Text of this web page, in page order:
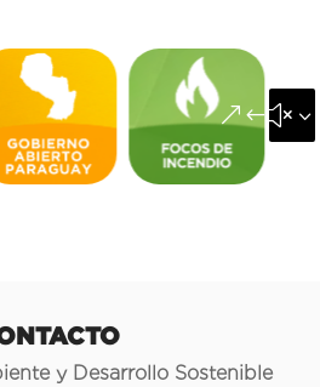
y Desarrollo Sostenible